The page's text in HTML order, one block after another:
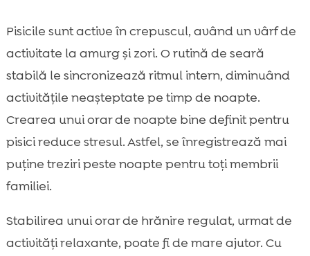
Pisicile sunt active în crepuscul, având un vârf de
activitate la amurg și zori. O rutină de seară
stabilă le sincronizează ritmul intern, diminuând
activitățile neașteptate pe timp de noapte.
Crearea unui orar de noapte bine definit pentru
pisici reduce stresul. Astfel, se înregistrează mai
puține treziri peste noapte pentru toți membrii
familiei.
Stabilirea unui orar de hrănire regulat, urmat de
activități relaxante, poate fi de mare ajutor. Cu